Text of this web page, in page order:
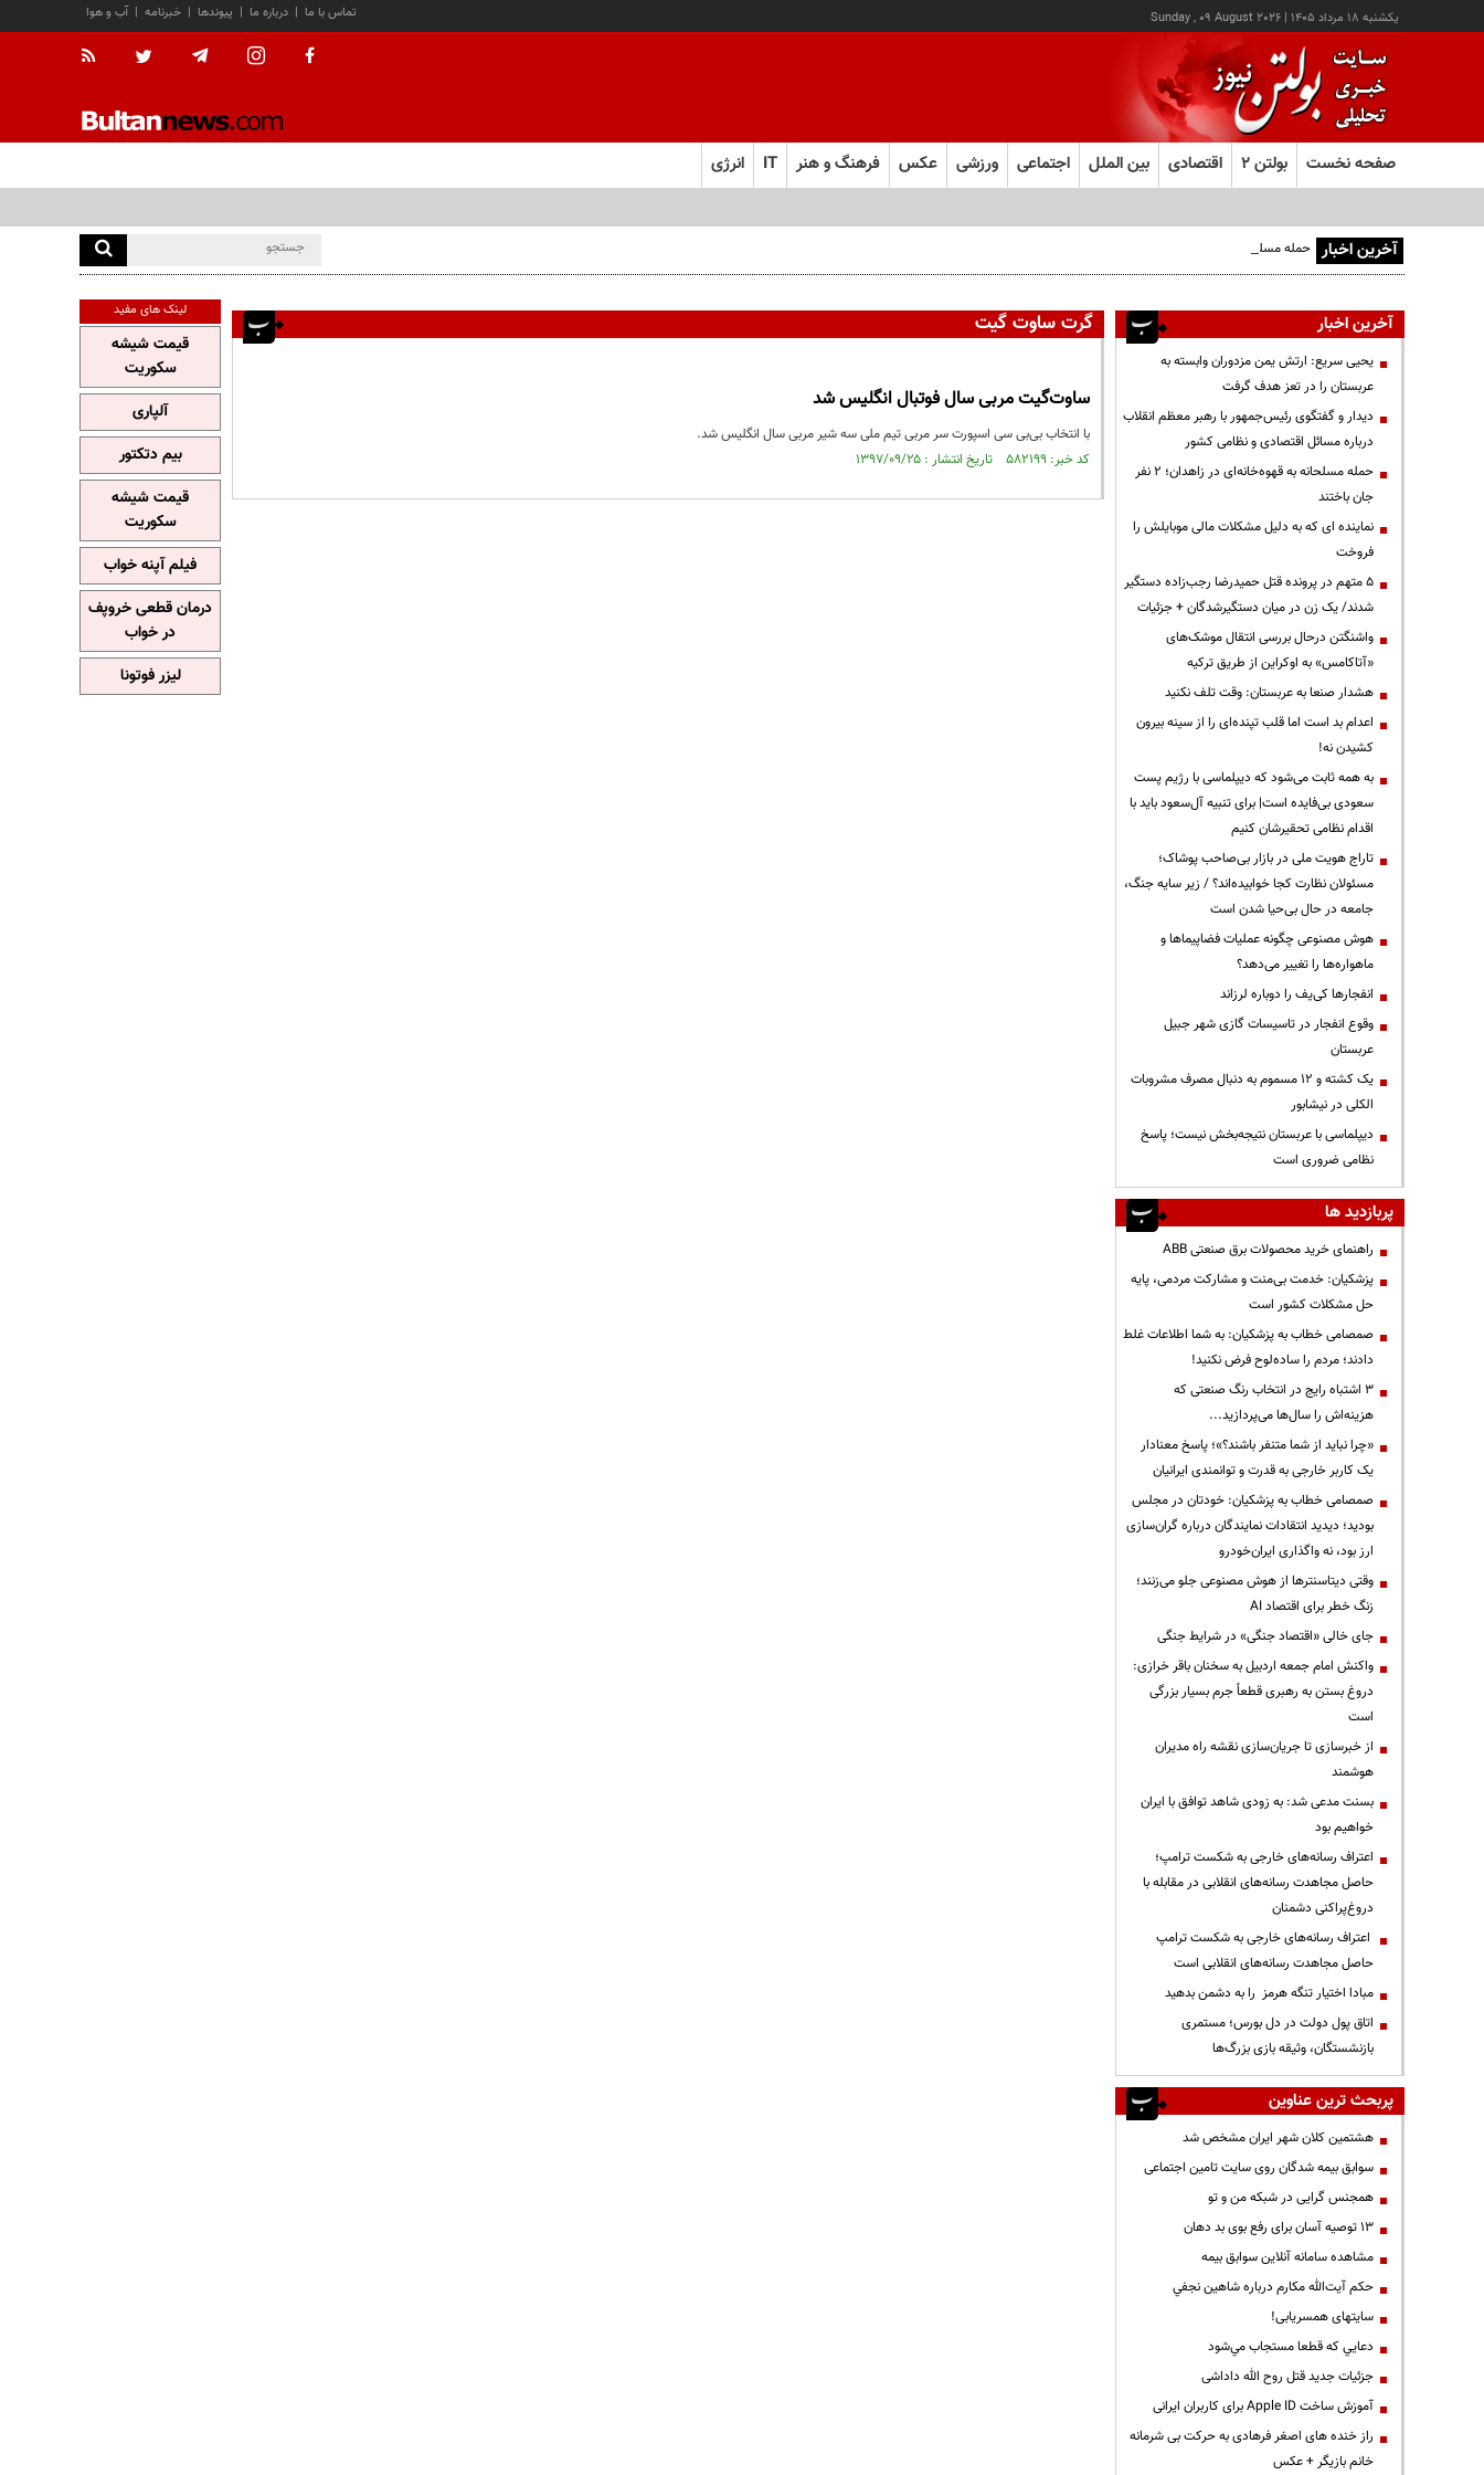
يکشنبه ۱۸ مرداد ۱۴۰۵ |
Sunday , 09 August 2026 آب و هوا | خبرنامه | پیوندها | درباره ما | تماس با ما
صفحه نخست بولتن ۲ اقتصادی بین الملل اجتماعی ورزشی عکس فرهنگ و هنر IT انرژی
آخرین اخبار حمله مسلحانه به قهوه‌خانه‌ای در زاهدان؛ ۲ نفر جان باختند
گرت ساوت گیت
ساوت‌گیت مربی سال فوتبال انگلیس شد
با انتخاب بی‌بی سی اسپورت سر مربی تیم ملی سه شیر مربی سال انگلیس شد.
کد خبر: ۵۸۲۱۹۹ تاریخ انتشار : ۱۳۹۷/۰۹/۲۵
آخرین اخبار
یحیی سریع: ارتش یمن مزدوران وابسته به
عربستان را در تعز هدف گرفت
دیدار و گفتگوی رئیس‌جمهور با رهبر معظم انقلاب
درباره مسائل اقتصادی و نظامی کشور
حمله مسلحانه به قهوه‌خانه‌ای در زاهدان؛ ۲ نفر
جان باختند
نماینده ای که به دلیل مشکلات مالی موبایلش را
فروخت
۵ متهم در پرونده قتل حمیدرضا رجب‌زاده دستگیر
شدند/ یک زن در میان دستگیرشدگان + جزئیات
واشنگتن درحال بررسی انتقال موشک‌های
«آتاکامس» به اوکراین از طریق ترکیه
هشدار صنعا به عربستان: وقت تلف نکنید
اعدام بد است اما قلب تپنده‌ای را از سینه بیرون
کشیدن نه!
به همه ثابت می‌شود که دیپلماسی با رژیم پست
سعودی بی‌فایده است| برای تنبیه آل‌سعود باید با
اقدام نظامی تحقیرشان کنیم
تاراج هویت ملی در بازار بی‌صاحب پوشاک؛
مسئولان نظارت کجا خوابیده‌اند؟ / زیر سایه جنگ،
جامعه در حال بی‌حیا شدن است
هوش مصنوعی چگونه عملیات فضاپیماها و
ماهواره‌ها را تغییر می‌دهد؟
انفجارها کی‌یف را دوباره لرزاند
وقوع انفجار در تاسیسات گازی شهر جبیل
عربستان
یک کشته و ۱۲ مسموم به دنبال مصرف مشروبات
الکلی در نیشابور
دیپلماسی با عربستان نتیجه‌بخش نیست؛ پاسخ
نظامی ضروری است
پربازدید ها
راهنمای خرید محصولات برق صنعتی ABB
پزشکیان: خدمت بی‌منت و مشارکت مردمی، پایه
حل مشکلات کشور است
صمصامی خطاب به پزشکیان: به شما اطلاعات غلط
دادند؛ مردم را ساده‌لوح فرض نکنید!
3 اشتباه رایج در انتخاب رنگ صنعتی که
هزینه‌اش را سال‌ها می‌پردازید...
«چرا نباید از شما متنفر باشند؟»؛ پاسخ معنادار
یک کاربر خارجی به قدرت و توانمندی ایرانیان
صمصامی خطاب به پزشکیان: خودتان در مجلس
بودید؛ دیدید انتقادات نمایندگان درباره گران‌سازی
ارز بود، نه واگذاری ایران‌خودرو
وقتی دیتاسنترها از هوش مصنوعی جلو می‌زنند؛
زنگ خطر برای اقتصاد AI
جای خالی «اقتصاد جنگی» در شرایط جنگی
واکنش امام جمعه اردبیل به سخنان باقر خرازی:
دروغ بستن به رهبری قطعاً جرم بسیار بزرگی
است
از خبرسازی تا جریان‌سازی نقشه راه مدیران
هوشمند
بسنت مدعی شد: به زودی شاهد توافق با ایران
خواهیم بود
اعتراف رسانه‌های خارجی به شکست ترامپ؛
حاصل مجاهدت رسانه‌های انقلابی در مقابله با
دروغ‌پراکنی دشمنان
اعتراف رسانه‌های خارجی به شکست ترامپ
حاصل مجاهدت رسانه‌های انقلابی است
مبادا اختیار تنگه هرمز را به دشمن بدهید
اتاق پول دولت در دل بورس؛ مستمری
بازنشستگان، وثیقه بازی بزرگ‌ها
پربحث ترین عناوین
هشتمین کلان شهر ایران مشخص شد
سوابق بیمه شدگان روی سایت تامین اجتماعی
همجنس گرایی در شبکه من و تو
13 توصیه آسان برای رفع بوی بد دهان
مشاهده سامانه آنلاين سوابق بیمه
حكم آيت‌الله مكارم درباره شاهين نجفي
سایتهای همسریابی!
دعايي كه قطعا مستجاب مي‌شود
جزئیات جدید قتل روح الله داداشی
آموزش ساخت Apple ID برای کاربران ایرانی
راز خنده های اصغر فرهادی به حرکت بی شرمانه
خانم بازیگر + عکس
لینک های مفید
قیمت شیشه
سکوریت
آلپاری
بیم دتکتور
قیمت شیشه
سکوریت
فیلم آپنه خواب
درمان قطعی خروپف
در خواب
لیزر فوتونا